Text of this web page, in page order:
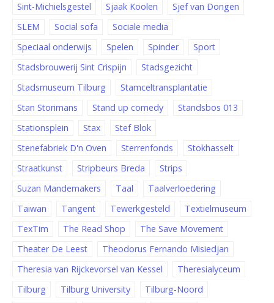
Sint-Michielsgestel
Sjaak Koolen
Sjef van Dongen
SLEM
Social sofa
Sociale media
Speciaal onderwijs
Spelen Spinder
Sport
Stadsbrouwerij Sint Crispijn
Stadsgezicht
Stadsmuseum Tilburg
Stamceltransplantatie
Stan Storimans
Stand up comedy
Standsbos 013
Stationsplein
Stax
Stef Blok
Stenefabriek D'n Oven
Sterrenfonds
Stokhasselt
Straatkunst
Stripbeurs Breda
Strips
Suzan Mandemakers
Taal
Taalverloedering
Taiwan
Tangent Tewerkgesteld
Textielmuseum
TexTim
The Read Shop
The Save Movement
Theater De Leest
Theodorus Fernando Misiedjan
Theresia van Rijckevorsel van Kessel
Theresialyceum
Tilburg
Tilburg University
Tilburg-Noord